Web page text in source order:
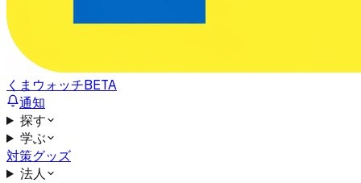
くまウォッチBETA
通知
探す
学ぶ
対策グッズ
法人